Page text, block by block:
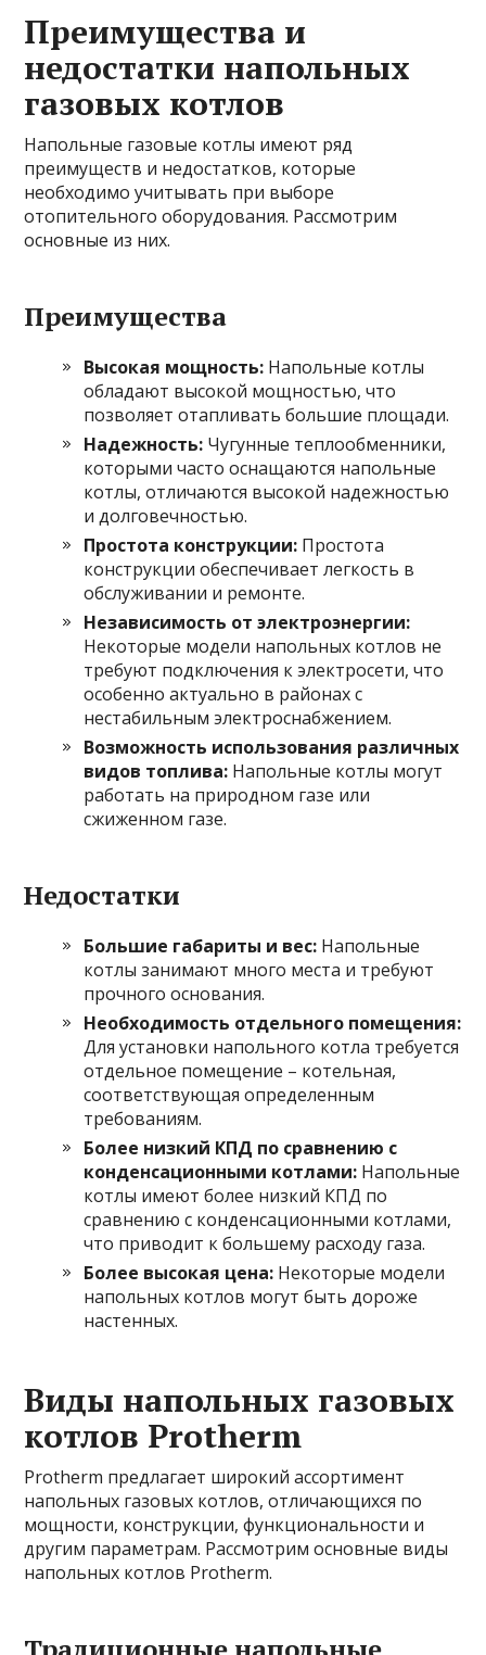
Преимущества и
недостатки напольных
газовых котлов
Напольные газовые котлы имеют ряд
преимуществ и недостатков, которые
необходимо учитывать при выборе
отопительного оборудования. Рассмотрим
основные из них.
Преимущества
Высокая мощность: Напольные котлы
обладают высокой мощностью, что
позволяет отапливать большие площади.
Надежность: Чугунные теплообменники,
которыми часто оснащаются напольные
котлы, отличаются высокой надежностью
и долговечностью.
Простота конструкции: Простота
конструкции обеспечивает легкость в
обслуживании и ремонте.
Независимость от электроэнергии:
Некоторые модели напольных котлов не
требуют подключения к электросети, что
особенно актуально в районах с
нестабильным электроснабжением.
Возможность использования различных
видов топлива: Напольные котлы могут
работать на природном газе или
сжиженном газе.
Недостатки
Большие габариты и вес: Напольные
котлы занимают много места и требуют
прочного основания.
Необходимость отдельного помещения:
Для установки напольного котла требуется
отдельное помещение – котельная,
соответствующая определенным
требованиям.
Более низкий КПД по сравнению с
конденсационными котлами: Напольные
котлы имеют более низкий КПД по
сравнению с конденсационными котлами,
что приводит к большему расходу газа.
Более высокая цена: Некоторые модели
напольных котлов могут быть дороже
настенных.
Виды напольных газовых
котлов Protherm
Protherm предлагает широкий ассортимент
напольных газовых котлов, отличающихся по
мощности, конструкции, функциональности и
другим параметрам. Рассмотрим основные виды
напольных котлов Protherm.